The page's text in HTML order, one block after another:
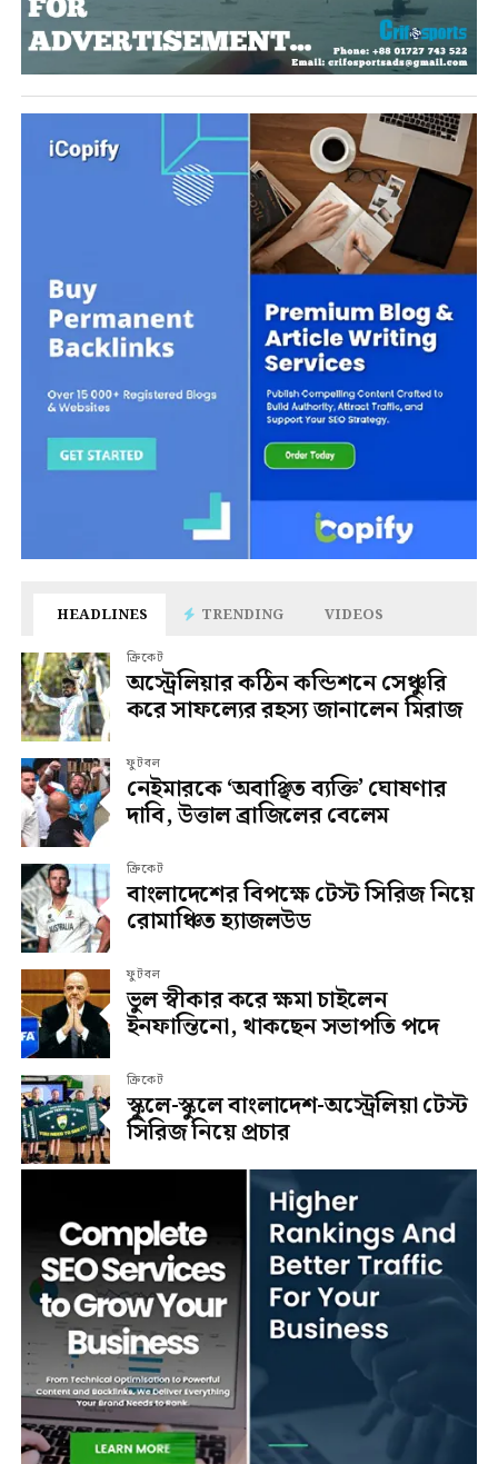
HEADLINES TRENDING VIDEOS
ক্রিকেট
অস্ট্রেলিয়ার কঠিন কন্ডিশনে সেঞ্চুরি
করে সাফল্যের রহস্য জানালেন মিরাজ
ফুটবল
নেইমারকে ‘অবাঞ্ছিত ব্যক্তি’ ঘোষণার
দাবি, উত্তাল ব্রাজিলের বেলেম
ক্রিকেট
বাংলাদেশের বিপক্ষে টেস্ট সিরিজ নিয়ে
রোমাঞ্চিত হ্যাজলউড
ফুটবল
ভুল স্বীকার করে ক্ষমা চাইলেন
ইনফান্তিনো, থাকছেন সভাপতি পদে
ক্রিকেট
স্কুলে-স্কুলে বাংলাদেশ-অস্ট্রেলিয়া টেস্ট
সিরিজ নিয়ে প্রচার